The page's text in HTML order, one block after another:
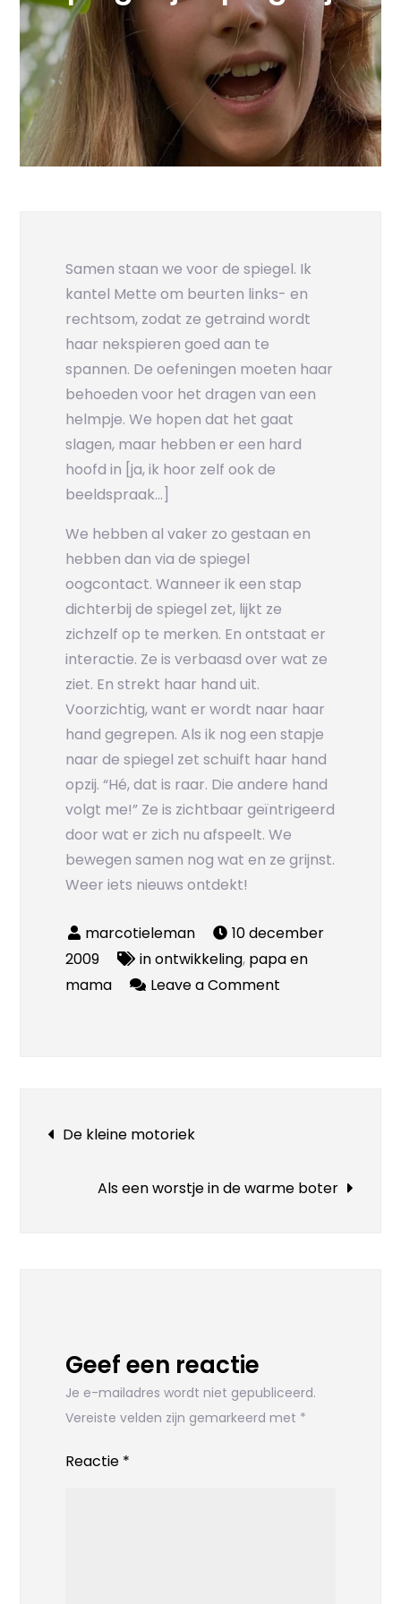
Samen staan we voor de spiegel. Ik
kantel Mette om beurten links- en
rechtsom, zodat ze getraind wordt
haar nekspieren goed aan te
spannen. De oefeningen moeten haar
behoeden voor het dragen van een
helmpje. We hopen dat het gaat
slagen, maar hebben er een hard
hoofd in [ja, ik hoor zelf ook de
beeldspraak…]
We hebben al vaker zo gestaan en
hebben dan via de spiegel
oogcontact. Wanneer ik een stap
dichterbij de spiegel zet, lijkt ze
zichzelf op te merken. En ontstaat er
interactie. Ze is verbaasd over wat ze
ziet. En strekt haar hand uit.
Voorzichtig, want er wordt naar haar
hand gegrepen. Als ik nog een stapje
naar de spiegel zet schuift haar hand
opzij. “Hé, dat is raar. Die andere hand
volgt me!” Ze is zichtbaar geïntrigeerd
door wat er zich nu afspeelt. We
bewegen samen nog wat en ze grijnst.
Weer iets nieuws ontdekt!
10 december
2009
in ontwikkeling, papa en
mama
Leave a Comment
Bericht
navigatie
De kleine motoriek
Als een worstje in de warme boter
Geef een reactie
Je e-mailadres wordt niet gepubliceerd.
Vereiste velden zijn gemarkeerd met *
Reactie *